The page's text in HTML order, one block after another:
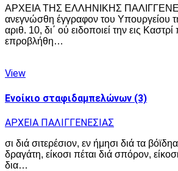
ΑΡΧΕΙΑ ΤΗΣ ΕΛΛΗΝΙΚΗΣ
ανεγνώσθη έγγραφον του Υπουργείου
αριθ. 10, δι΄ ού ειδοποιεί την εις
επροβλήθη…
View
Ενοίκιο σταφιδαμπελώνων (3)
ΑΡΧΕΙΑ ΠΑΛΙΓΓΕΝΕΣΙΑΣ
σι διά σιτερέσιον, εν ήμησι διά τα
δραγάτη, είκοσι πέται διά σπόρον,
δια…